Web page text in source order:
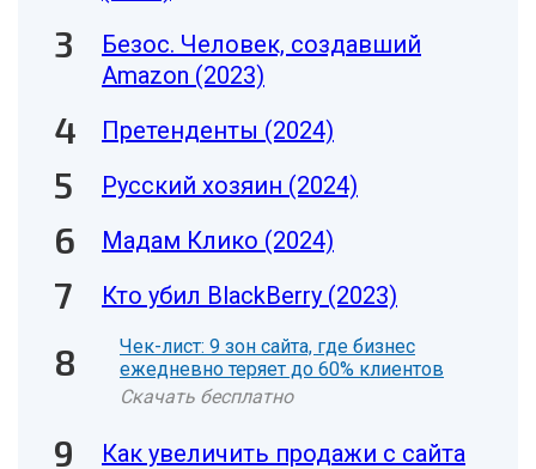
Безос. Человек, создавший
Amazon (2023)
Претенденты (2024)
Русский хозяин (2024)
Мадам Клико (2024)
Кто убил BlackBerry (2023)
Чек-лист: 9 зон сайта, где бизнес
ежедневно теряет до 60% клиентов
Скачать бесплатно
Как увеличить продажи с сайта